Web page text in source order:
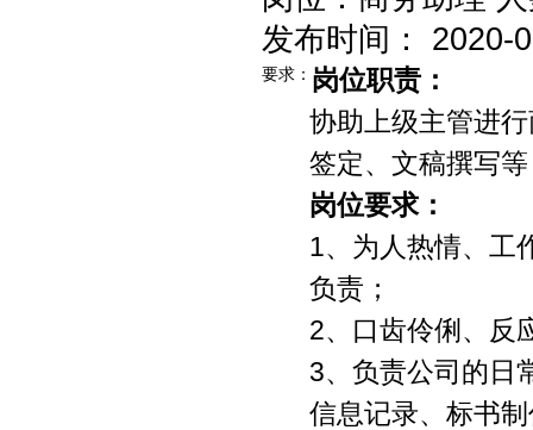
发布时间： 2020-
要求： 岗位职责：
协助上级主管进
签定、文稿撰写
岗位要求：
1、为人热情、工
负责；
2、口齿伶俐、反
3、负责公司的日
信息记录、标书